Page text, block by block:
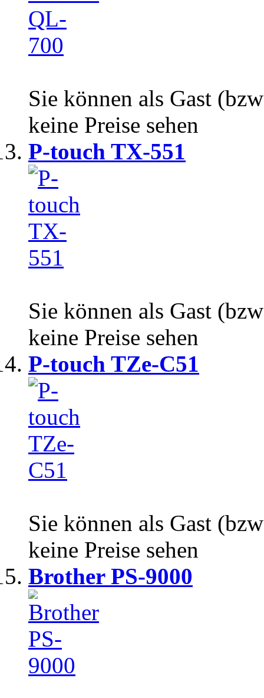
Sie können als Gast
keine Preise sehen
P-touch TX-551
Sie können als Gast
keine Preise sehen
P-touch TZe-C51
Sie können als Gast
keine Preise sehen
Brother PS-9000